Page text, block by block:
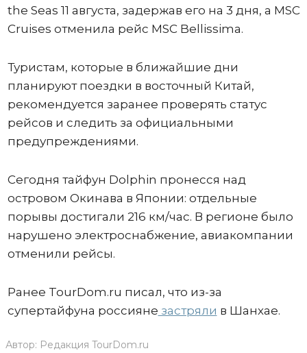
the Seas 11 августа, задержав его на 3 дня, а MSC
Cruises отменила рейс MSC Bellissima.
Туристам, которые в ближайшие дни
планируют поездки в восточный Китай,
рекомендуется заранее проверять статус
рейсов и следить за официальными
предупреждениями.
Сегодня тайфун Dolphin пронесся над
островом Окинава в Японии: отдельные
порывы достигали 216 км/час. В регионе было
нарушено электроснабжение, авиакомпании
отменили рейсы.
Ранее TourDom.ru писал, что из-за
супертайфуна россияне застряли в Шанхае.
Автор: Редакция TourDom.ru